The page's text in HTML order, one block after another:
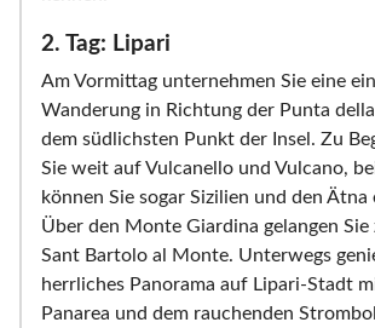
2. Tag: Lipari
Am Vormittag unternehmen Sie eine
Wanderung in Richtung der Punta della
dem südlichsten Punkt der Insel. Zu
Sie weit auf Vulcanello und Vulcano,
können Sie sogar Sizilien und den Ätna
Über den Monte Giardina gelangen
Sant Bartolo al Monte. Unterwegs
herrliches Panorama auf Lipari-Stadt
Panarea und dem rauchenden